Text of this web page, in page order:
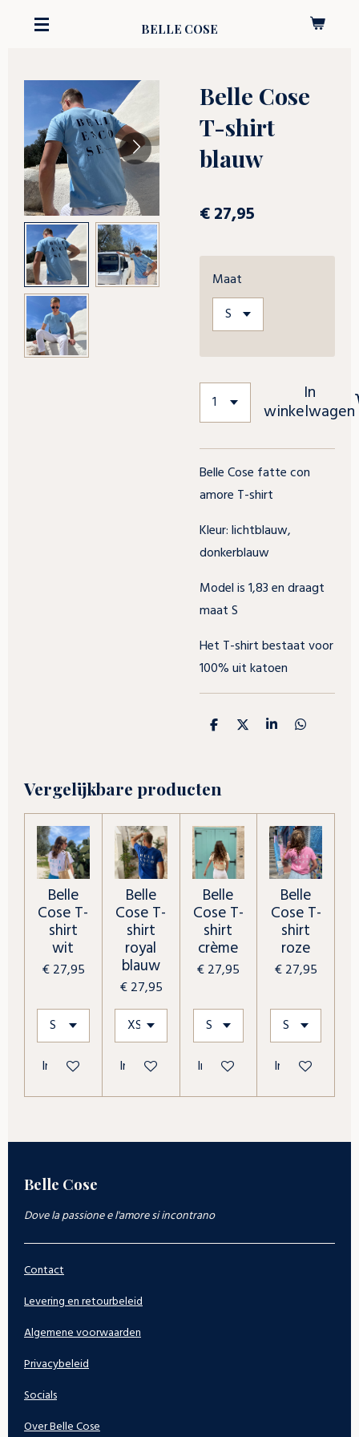
hoofdinhoud
BELLE COSE
Belle Cose
T-shirt
blauw
€ 27,95
Maat
In
winkelwagen
Belle Cose fatte con
amore T-shirt
Kleur: lichtblauw,
donkerblauw
Model is 1,83 en draagt
maat S
Het T-shirt bestaat voor
100% uit katoen
D D S D
Vergelijkbare producten
Belle
Cose T-
shirt
wit
€ 27,95
In winkelwagen
Belle
Cose T-
shirt
royal
blauw
€ 27,95
In winkelwagen
Belle
Cose T-
shirt
crème
€ 27,95
In winkelwagen
Belle
Cose T-
shirt
roze
€ 27,95
In winkelwagen
Belle Cose
Dove la passione e l'amore si incontrano
Contact
Levering en retourbeleid
Algemene voorwaarden
Privacybeleid
Socials
Over Belle Cose